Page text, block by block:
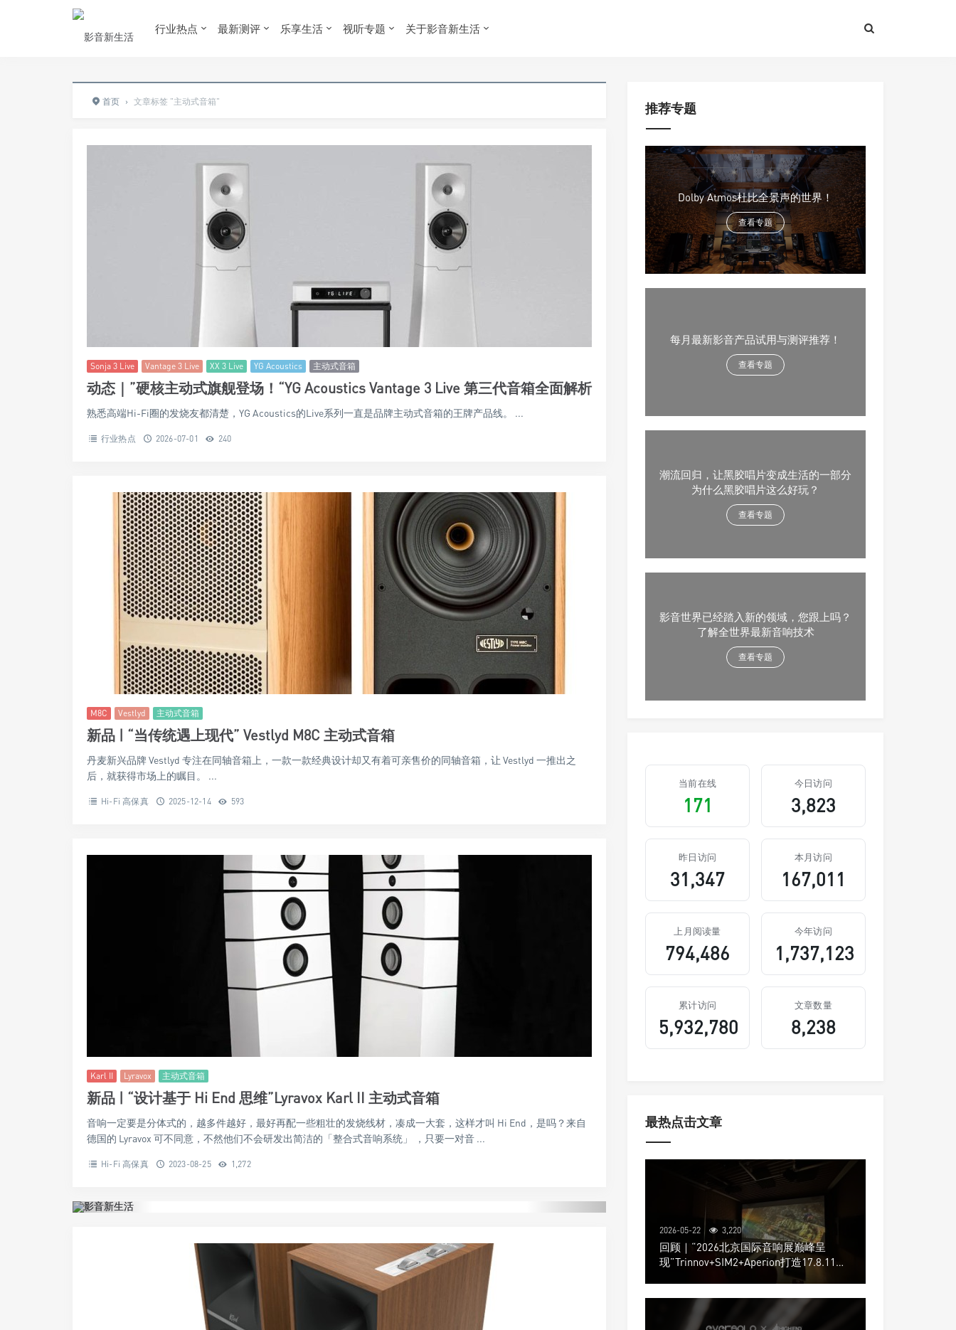
行业热点 最新测评 乐享生活 视听专题 关于影音新生活
首页 › 文章标签 "主动式音箱"
Sonja 3 Live Vantage 3 Live XX 3 Live YG Acoustics 主动式音箱
动态｜”硬核主动式旗舰登场！“YG Acoustics Vantage 3 Live 第三代音箱全面解析
熟悉高端Hi-Fi圈的发烧友都清楚，YG Acoustics的Live系列一直是品牌主动式音箱的王牌产品线。 ...
行业热点 2026-07-01 240
M8C Vestlyd 主动式音箱
新品 | “当传统遇上现代” Vestlyd M8C 主动式音箱
丹麦新兴品牌 Vestlyd 专注在同轴音箱上，一款一款经典设计却又有着可亲售价的同轴音箱，让 Vestlyd 一推出之
后，就获得市场上的瞩目。 ...
Hi-Fi 高保真 2025-12-14 593
Karl II Lyravox 主动式音箱
新品 | “设计基于 Hi End 思维”Lyravox Karl II 主动式音箱
音响一定要是分体式的，越多件越好，最好再配一些粗壮的发烧线材，凑成一大套，这样才叫 Hi End，是吗？来自
德国的 Lyravox 可不同意，不然他们不会研发出简洁的「整合式音响系统」 ，只要一对音 ...
Hi-Fi 高保真 2023-08-25 1,272
推荐专题
Dolby Atmos杜比全景声的世界！
查看专题
每月最新影音产品试用与测评推荐！
查看专题
潮流回归，让黑胶唱片变成生活的一部分
为什么黑胶唱片这么好玩？
查看专题
影音世界已经踏入新的领域，您跟上吗？
了解全世界最新音响技术
查看专题
当前在线
171
今日访问
3,823
昨日访问
31,347
本月访问
167,011
上月阅读量
794,486
今年访问
1,737,123
累计访问
5,932,780
文章数量
8,238
最热点击文章
2026-05-22 3,220
回顾｜“2026北京国际音响展巅峰呈
现”Trinnov+SIM2+Aperion打造17.8.11声